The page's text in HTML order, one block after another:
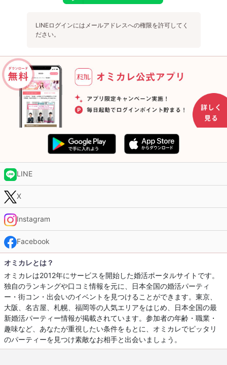
LINEログインにはメールアドレスへの権限を許可してく
ださい。
LINE
X
Instagram
Facebook
オミカレとは？
オミカレは2012年にサービスを開始した婚活ポータルサイトです。
独自のランキングや口コミ情報を元に、日本全国の婚活パーティ
ー・街コン・出会いのイベントを見つけることができます。東京、
大阪、名古屋、札幌、福岡等の人気エリアをはじめ、日本全国の最
新婚活パーティー情報が掲載されています。参加者の年齢・職業・
趣味など、あなたが重視したい条件をもとに、オミカレでピッタリ
のパーティーを見つけ素敵なお相手と出会いましょう。